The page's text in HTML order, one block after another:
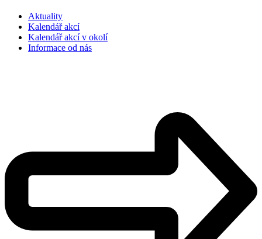
Aktuality
Kalendář akcí
Kalendář akcí v okolí
Informace od nás